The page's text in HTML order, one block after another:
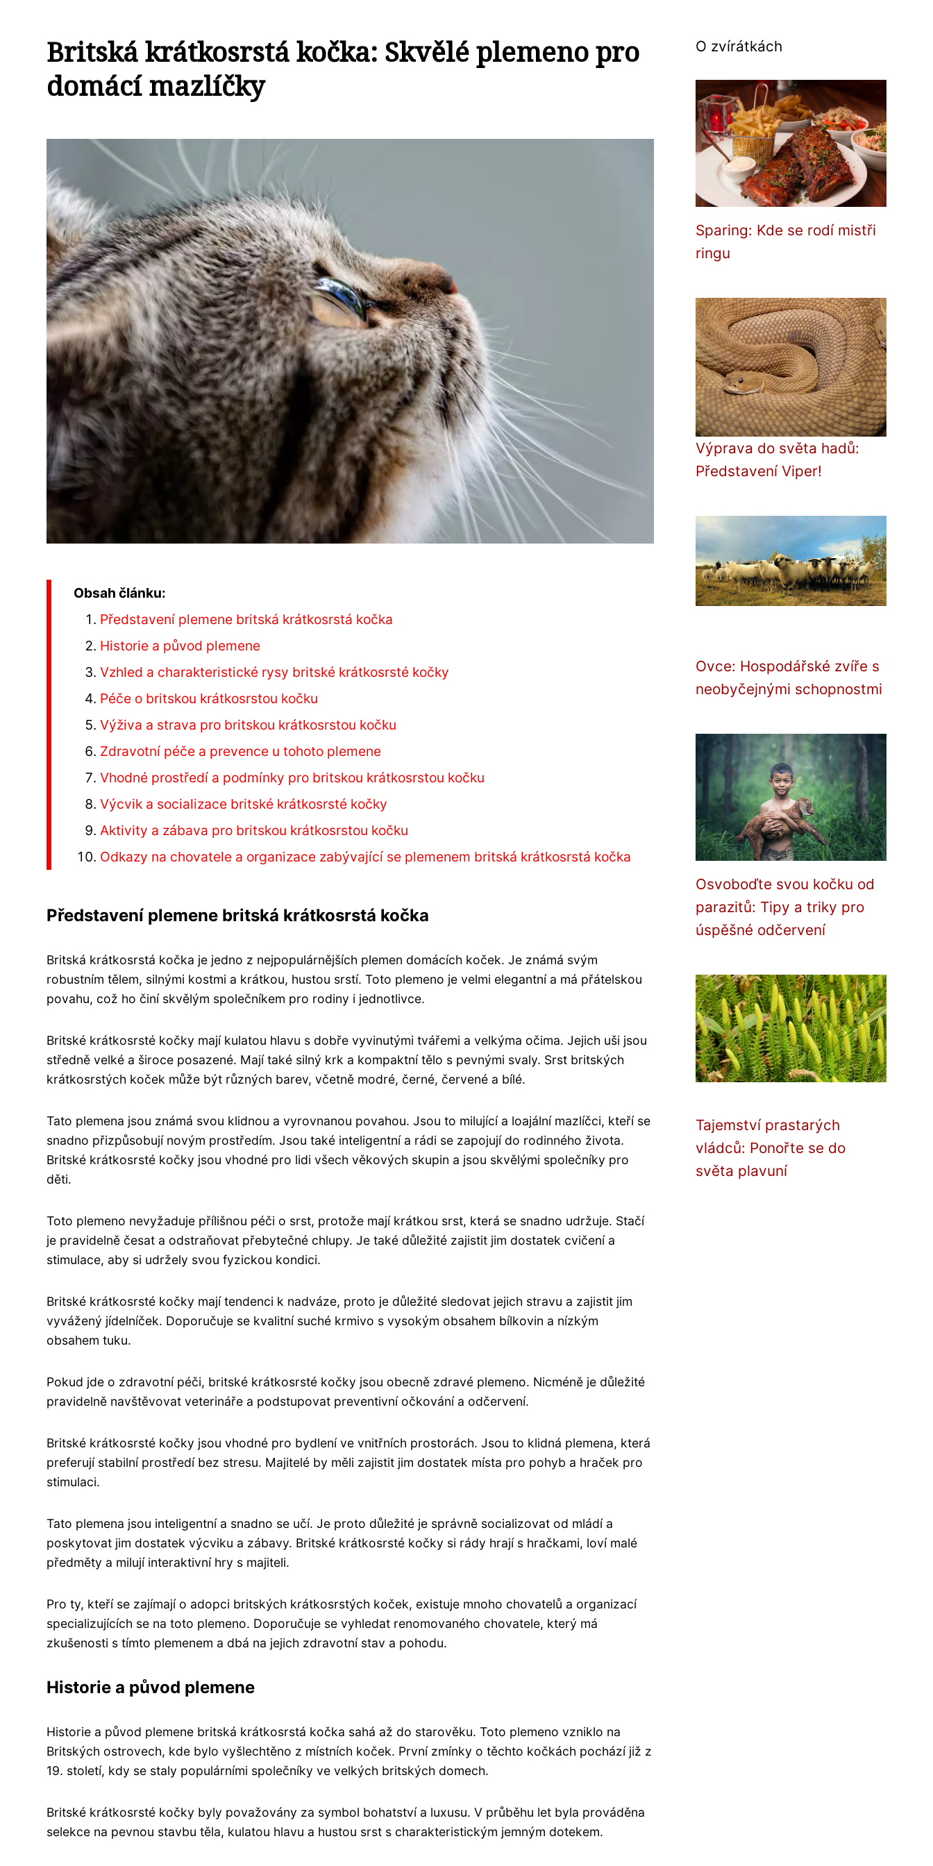
Britská krátkosrstá kočka: Skvělé plemeno pro
domácí mazlíčky
Obsah článku:
Představení plemene britská krátkosrstá kočka
Historie a původ plemene
Vzhled a charakteristické rysy britské krátkosrsté kočky
Péče o britskou krátkosrstou kočku
Výživa a strava pro britskou krátkosrstou kočku
Zdravotní péče a prevence u tohoto plemene
Vhodné prostředí a podmínky pro britskou krátkosrstou kočku
Výcvik a socializace britské krátkosrsté kočky
Aktivity a zábava pro britskou krátkosrstou kočku
Odkazy na chovatele a organizace zabývající se plemenem britská krátkosrstá kočka
Představení plemene britská krátkosrstá kočka
Britská krátkosrstá kočka je jedno z nejpopulárnějších plemen domácích koček. Je známá svým
robustním tělem, silnými kostmi a krátkou, hustou srstí. Toto plemeno je velmi elegantní a má přátelskou
povahu, což ho činí skvělým společníkem pro rodiny i jednotlivce.
Britské krátkosrsté kočky mají kulatou hlavu s dobře vyvinutými tvářemi a velkýma očima. Jejich uši jsou
středně velké a široce posazené. Mají také silný krk a kompaktní tělo s pevnými svaly. Srst britských
krátkosrstých koček může být různých barev, včetně modré, černé, červené a bílé.
Tato plemena jsou známá svou klidnou a vyrovnanou povahou. Jsou to milující a loajální mazlíčci, kteří se
snadno přizpůsobují novým prostředím. Jsou také inteligentní a rádi se zapojují do rodinného života.
Britské krátkosrsté kočky jsou vhodné pro lidi všech věkových skupin a jsou skvělými společníky pro
děti.
Toto plemeno nevyžaduje přílišnou péči o srst, protože mají krátkou srst, která se snadno udržuje. Stačí
je pravidelně česat a odstraňovat přebytečné chlupy. Je také důležité zajistit jim dostatek cvičení a
stimulace, aby si udržely svou fyzickou kondici.
Britské krátkosrsté kočky mají tendenci k nadváze, proto je důležité sledovat jejich stravu a zajistit jim
vyvážený jídelníček. Doporučuje se kvalitní suché krmivo s vysokým obsahem bílkovin a nízkým
obsahem tuku.
Pokud jde o zdravotní péči, britské krátkosrsté kočky jsou obecně zdravé plemeno. Nicméně je důležité
pravidelně navštěvovat veterináře a podstupovat preventivní očkování a odčervení.
Britské krátkosrsté kočky jsou vhodné pro bydlení ve vnitřních prostorách. Jsou to klidná plemena, která
preferují stabilní prostředí bez stresu. Majitelé by měli zajistit jim dostatek místa pro pohyb a hraček pro
stimulaci.
Tato plemena jsou inteligentní a snadno se učí. Je proto důležité je správně socializovat od mládí a
poskytovat jim dostatek výcviku a zábavy. Britské krátkosrsté kočky si rády hrají s hračkami, loví malé
předměty a milují interaktivní hry s majiteli.
Pro ty, kteří se zajímají o adopci britských krátkosrstých koček, existuje mnoho chovatelů a organizací
specializujících se na toto plemeno. Doporučuje se vyhledat renomovaného chovatele, který má
zkušenosti s tímto plemenem a dbá na jejich zdravotní stav a pohodu.
Historie a původ plemene
Historie a původ plemene britská krátkosrstá kočka sahá až do starověku. Toto plemeno vzniklo na
Britských ostrovech, kde bylo vyšlechtěno z místních koček. První zmínky o těchto kočkách pochází již z
19. století, kdy se staly populárními společníky ve velkých britských domech.
Britské krátkosrsté kočky byly považovány za symbol bohatství a luxusu. V průběhu let byla prováděna
selekce na pevnou stavbu těla, kulatou hlavu a hustou srst s charakteristickým jemným dotekem.
O zvírátkách
Sparing: Kde se rodí mistři
ringu
Výprava do světa hadů:
Představení Viper!
Ovce: Hospodářské zvíře s
neobyčejnými schopnostmi
Osvoboďte svou kočku od
parazitů: Tipy a triky pro
úspěšné odčervení
Tajemství prastarých
vládců: Ponořte se do
světa plavuní